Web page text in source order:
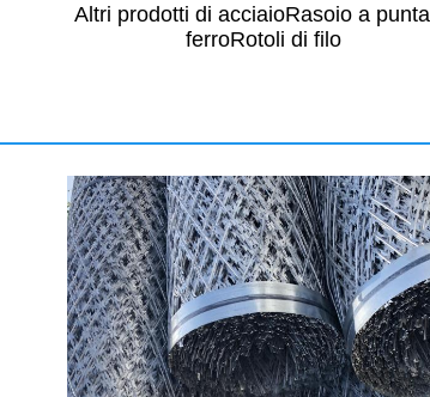
Altri prodotti di acciaioRasoio a
ferroRotoli di filo